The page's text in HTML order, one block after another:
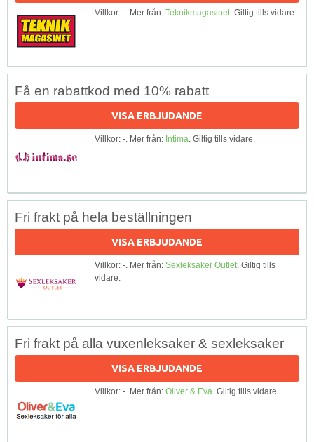
Villkor: -. Mer från: Teknikmagasinet. Giltig tills vidare.
Få en rabattkod med 10% rabatt
VISA ERBJUDANDE
Villkor: -. Mer från: Intima. Giltig tills vidare.
Fri frakt på hela beställningen
VISA ERBJUDANDE
Villkor: -. Mer från: Sexleksaker Outlet. Giltig tills
vidare.
Fri frakt på alla vuxenleksaker & sexleksaker
VISA ERBJUDANDE
Villkor: -. Mer från: Oliver & Eva. Giltig tills vidare.